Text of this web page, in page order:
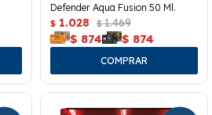
Defender Aqua Fusion 50 Ml.
$ 1.028 $ 1.469
$ 874 $ 874